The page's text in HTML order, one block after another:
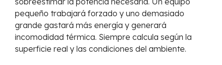
pequeño trabajará forzado y uno demasiado
grande gastará más energía y generará
incomodidad térmica. Siempre calcula según la
superficie real y las condiciones del ambiente.